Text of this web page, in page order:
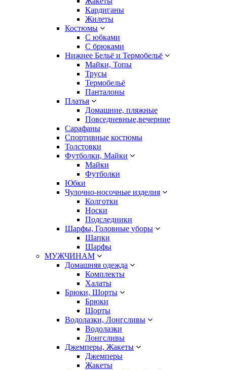
Кардиганы
Жилеты
Костюмы
С юбками
С брюками
Нижнее Бельё и Термобельё
Майки, Топы
Трусы
Термобельё
Панталоны
Платья
Домашние, пляжные
Повседневные,вечерние
Сарафаны
Спортивные костюмы
Толстовки
Футболки, Майки
Майки
Футболки
Юбки
Чулочно-носочные изделия
Колготки
Носки
Подследники
Шарфы, Головные уборы
Шапки
Шарфы
МУЖЧИНАМ
Домашняя одежда
Комплекты
Халаты
Брюки, Шорты
Брюки
Шорты
Водолазки, Лонгсливы
Водолазки
Лонгсливы
Джемперы, Жакеты
Джемперы
Жакеты